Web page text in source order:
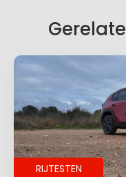
Naam*
RIJTESTEN